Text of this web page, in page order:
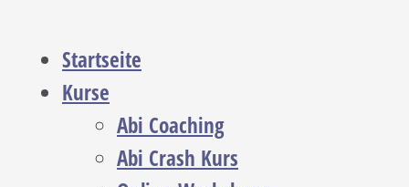
Startseite
Kurse
Abi Coaching
Abi Crash Kurs